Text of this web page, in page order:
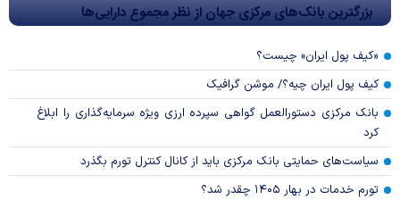
بزرگترین بانک‌های مرکزی جهان از نظر مجموع دارایی‌ها
«کیف پول ایران» چیست؟
کیف پول ایران چیه؟/ موشن گرافیک
بانک مرکزی دستورالعمل گواهی سپرده ارزی ویژه سرمایه‌گذاری را ابلاغ
کرد
سیاست‌های حمایتی بانک مرکزی باید از کانال کنترل تورم بگذرد
تورم خدمات در بهار ۱۴۰۵ چقدر شد؟